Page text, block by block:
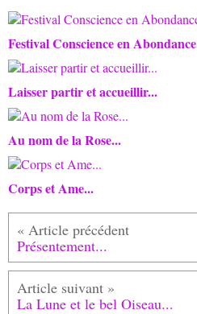
Festival Conscience en Abondance
Laisser partir et accueillir...
Au nom de la Rose...
Corps et Ame...
Présentement...
La Lune et le bel Oiseau...